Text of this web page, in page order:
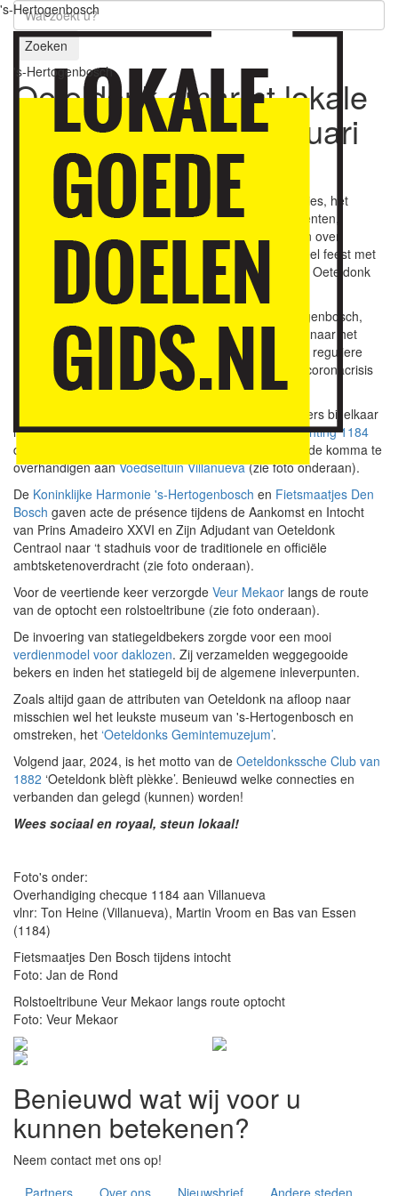
's-Hertogenbosch
's-Hertogenbosch
Zoeken
Oeteldonk omarmt lokale
goede doelen23 februari
2023
Het spel Oeteldonk, de lange geschiedenis, de tradities, het
protocol, de kleding, emblemen, symbolen, evenementen,
muziekskes en hoofdrolspelers. Er is veel te vertellen over
Oeteldonk, maar bovenal is het een lokaal en cultureel feest met
nationale bekendheid. Mooi en niet verwonderlijk dat Oeteldonk
lokale goede doelen een warm hart toedraagt.
Tijdens de editie 2023 van Oeteldonk, alias ’s-Hertogenbosch,
was het motto ‘Oeteldonk omèrrumt oe’, vrij vertaalt naar het
Nederlands ‘Oeteldonk omarmt je’. Dit was de eerste reguliere
editie met alles erop en eraan sinds de start van de coronacrisis
in 2020.
Tijdens ‘Roet Korte Put’ komen alle carnavalliefhebbers bij elkaar
in de Korte Putstraat. Dit jaar gaf het evenementStichting 1184
de gelegenheid om een cheque van vier cijfers voor de komma te
overhandigen aanVoedseltuin Villanueva(zie foto onderaan).
De Koninklijke Harmonie 's-Hertogenbosch en Fietsmaatjes Den
Bosch gaven acte de présence tijdens de Aankomst en Intocht
van Prins Amadeiro XXVI en Zijn Adjudant van Oeteldonk
Centraol naar ‘t stadhuis voor de traditionele en officiële
ambtsketenoverdracht (zie foto onderaan).
Voor de veertiende keer verzorgde Veur Mekaor langs de route
van de optocht een rolstoeltribune (zie foto onderaan).
De invoering van statiegeldbekers zorgde voor een mooi
verdienmodel voor daklozen. Zij verzamelden weggegooide
bekers en inden het statiegeld bij de algemene inleverpunten.
Zoals altijd gaan de attributen van Oeteldonk na afloop naar
misschien wel het leukste museum van 's-Hertogenbosch en
omstreken, het ‘Oeteldonks Gemintemuzejum’.
Volgend jaar, 2024, is het motto van de Oeteldonkssche Club van
1882 ‘Oeteldonk blèft plèkke’. Benieuwd welke connecties en
verbanden dan gelegd (kunnen) worden!
Wees sociaal en royaal, steun lokaal!
Foto's onder:
Overhandiging checque 1184 aan Villanueva
vlnr: Ton Heine (Villanueva), Martin Vroom en Bas van Essen
(1184)
Fietsmaatjes Den Bosch tijdens intocht
Foto: Jan de Rond
Rolstoeltribune Veur Mekaor langs route optocht
Foto: Veur Mekaor
Benieuwd wat wij voor u
kunnen betekenen?
Neem contact met ons op!
Partners
Over ons Nieuwsbrief Andere steden